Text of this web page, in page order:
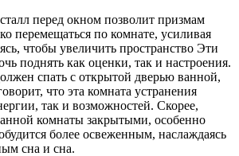
перед окном позволит призмам
перемещаться по комнате, усиливая
чтобы увеличить пространство Эти
поднять как оценки, так и настроения.
спать с открытой дверью ванной,
что эта комната устранения
так и возможностей. Скорее,
комнаты закрытыми, особенно
более освеженным, наслаждаясь
сна и сна.